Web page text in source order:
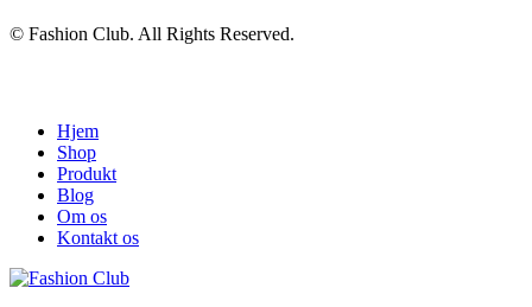
© Fashion Club. All Rights Reserved.
Hjem
Shop
Produkt
Blog
Om os
Kontakt os